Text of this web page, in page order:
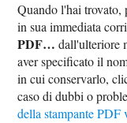
Quando l'hai
in sua immediata
PDF… dall'ulteriore
aver specificato il
in cui conservarlo,
caso di dubbi o
della stampante PDF